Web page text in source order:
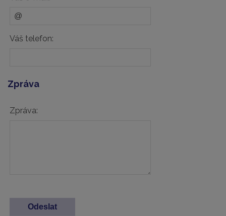
Váš telefon:
Zpráva
Zpráva: